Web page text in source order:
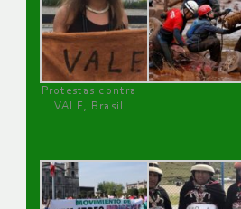
Protestas contra
VALE, Brasil